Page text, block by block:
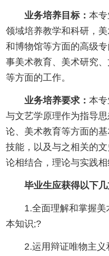
业务培养目标： 本
领域培养教学和科研，
和博物馆等方面的高级
事美术教育、美术研究
等方面的工作。
业务培养要求： 本
与文艺学原理作为指导
论、美术教育等方面的
技能，以及与之相关的
论相结合，理论与实践
毕业生应获得以下
1.全面理解和掌握美
本知识;?
2.运用辩证唯物主义